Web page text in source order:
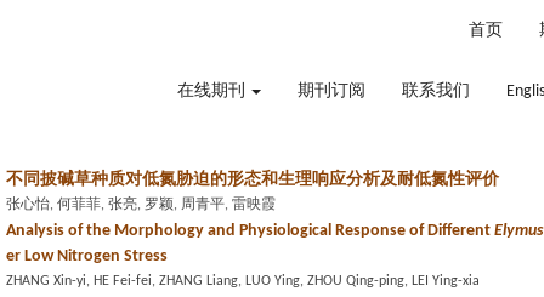
首页
在线期刊 期刊订阅 联系我们
不同披碱草种质对低氮胁迫的形态和生理响应分析及耐低氮性评价
张心怡, 何菲菲, 张亮, 罗颖, 周青平, 雷映霞
Analysis of the Morphology and Physiological Response of Different
er Low Nitrogen Stress
ZHANG Xin-yi, HE Fei-fei, ZHANG Liang, LUO Ying, ZHOU Qing-ping, LEI Ying-xia